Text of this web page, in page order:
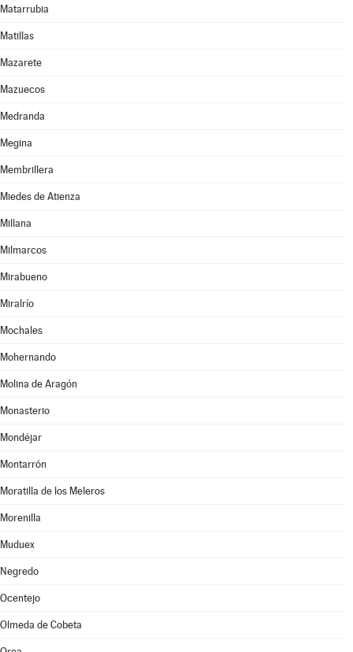
Matarrubia
Matillas
Mazarete
Mazuecos
Medranda
Megina
Membrillera
Miedes de Atienza
Millana
Milmarcos
Mirabueno
Miralrío
Mochales
Mohernando
Molina de Aragón
Monasterio
Mondéjar
Montarrón
Moratilla de los Meleros
Morenilla
Muduex
Negredo
Ocentejo
Olmeda de Cobeta